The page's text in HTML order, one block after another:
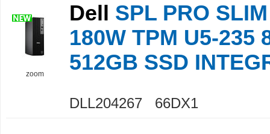
zoom
Dell SPL PRO
180W TPM U5-235
512GB SSD
DLL204267 66DX1